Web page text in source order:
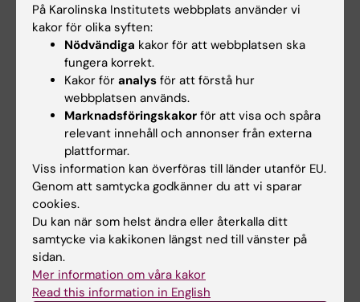
Dokument
Begäran om rättelse eller omprövning av
betygsbeslut eller provresultat
Hade du nytta av informationen på denna sida?
Yes
No
Innehållsgranskare:
Christian Edling
Redaktör:Christian Edling
På Karolinska Institutets webbplats använder vi
kakor för olika syften:
Nödvändiga kakor för att webbplatsen ska
fungera korrekt.
Kakor för analys för att förstå hur
webbplatsen används.
Marknadsföringskakor för att visa och spåra
relevant innehåll och annonser från externa
plattformar.
Viss information kan överföras till länder utanför EU.
Genom att samtycka godkänner du att vi sparar
cookies.
Du kan när som helst ändra eller återkalla ditt
samtycke via kakikonen längst ned till vänster på
sidan.
Mer information om våra kakor
Read this information in English